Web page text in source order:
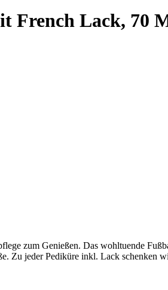
French Lack, 70
zum Genießen. Das wohltuende
Zu jeder Pediküre inkl. Lack schenken